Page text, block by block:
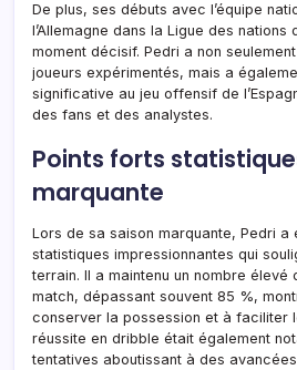
De plus, ses débuts avec l’équipe
l’Allemagne dans la Ligue des nations
moment décisif. Pedri a non
joueurs expérimentés, mais a
significative au jeu offensif de
des fans et des analystes.
Points forts
marquante
Lors de sa saison marquante, Pedri a
statistiques impressionnantes qui
terrain. Il a maintenu un nombre
match, dépassant souvent 85 %,
conserver la possession et à faciliter
réussite en dribble était également
tentatives aboutissant à des